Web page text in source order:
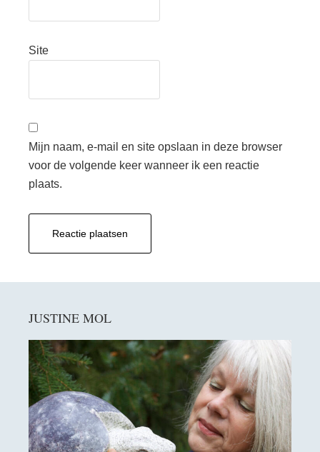
Site
Mijn naam, e-mail en site opslaan in deze browser
voor de volgende keer wanneer ik een reactie
plaats.
Sidebar
JUSTINE MOL